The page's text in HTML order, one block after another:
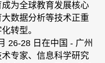
为全球教育发展核心
数据分析等技术正重
转型。
26-28 日在中国 - 广州
专家、信息科学研究